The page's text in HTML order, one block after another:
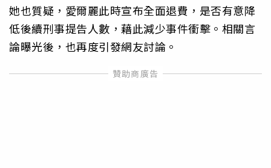
她也質疑，愛爾麗此時宣布全面退費，是否有意降
低後續刑事提告人數，藉此減少事件衝擊。相關言
論曝光後，也再度引發網友討論。